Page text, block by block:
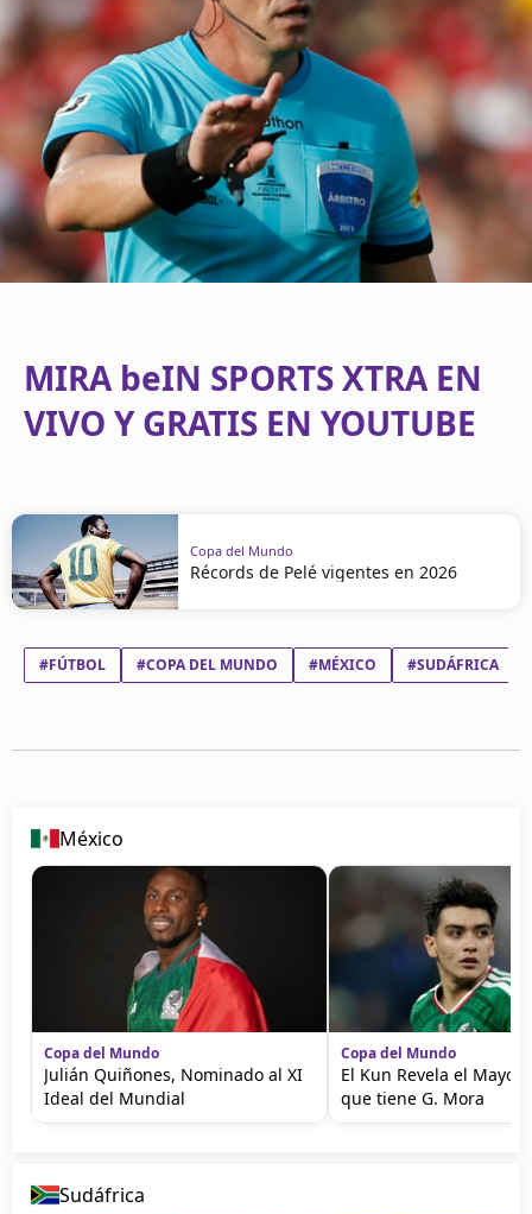
MIRA beIN SPORTS XTRA EN
VIVO Y GRATIS EN YOUTUBE
Copa del Mundo
Récords de Pelé vigentes en 2026
#FÚTBOL #COPA DEL MUNDO #MÉXICO #SUDÁFRICA
México
Copa del Mundo
Julián Quiñones, Nominado al XI
Ideal del Mundial
Copa del Mundo
El Kun Revela el Mayor
que tiene G. Mora
Sudáfrica